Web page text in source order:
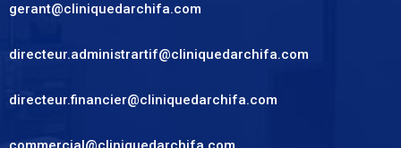
gerant@cliniquedarchifa.com
directeur.administrartif@cliniquedarchifa.com
directeur.financier@cliniquedarchifa.com